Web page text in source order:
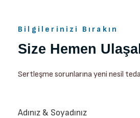
Bilgilerinizi Bırakın
Size Hemen
Sertleşme sorunlarına yeni nesil
Adınız & Soyadınız